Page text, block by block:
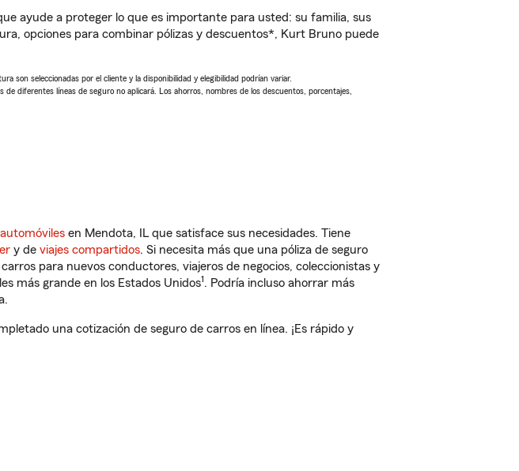
ayude a proteger lo que es importante para usted: su familia, sus
opciones para combinar pólizas y descuentos*, Kurt Bruno puede
son seleccionadas por el cliente y la disponibilidad y elegibilidad podrían variar.
diferentes líneas de seguro no aplicará. Los ahorros, nombres de los descuentos, porcentajes,
en Mendota, IL que satisface sus necesidades. Tiene
y de viajes compartidos. Si necesita más que una póliza de seguro
para nuevos conductores, viajeros de negocios, coleccionistas y
más grande en los Estados Unidos1. Podría incluso ahorrar más
una cotización de seguro de carros en línea. ¡Es rápido y